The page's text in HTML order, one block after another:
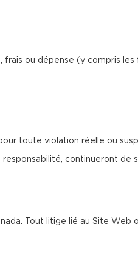
ou dépense (y compris
toute violation réelle ou
continueront de
Tout litige lié au Site